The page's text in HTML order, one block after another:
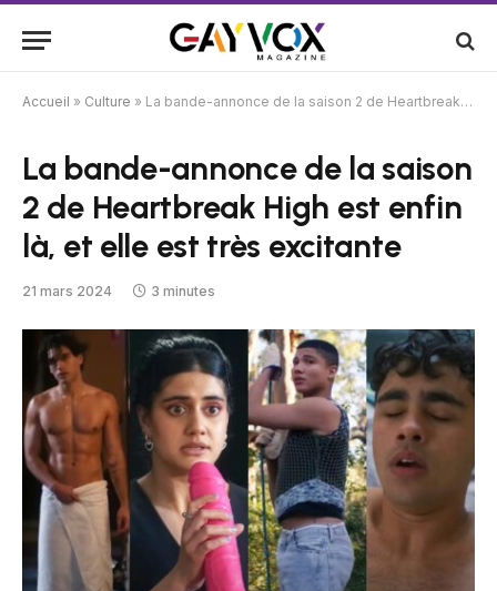
Accueil » Culture » La bande-annonce de la saison 2 de Heartbreak High est enfin là, et elle est très excitante
La bande-annonce de la saison
2 de Heartbreak High est enfin
là, et elle est très excitante
21 mars 2024 3 minutes